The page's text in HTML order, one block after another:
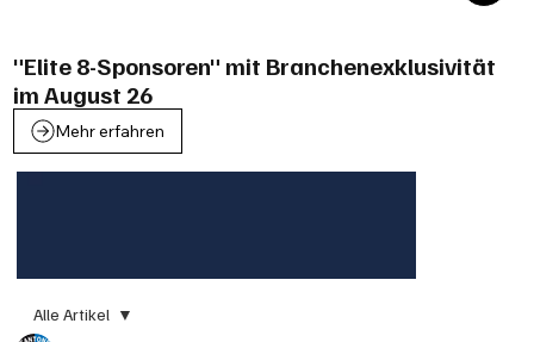
"Elite 8-Sponsoren" mit Branchenexklusivität
im August 26
Mehr erfahren
Alle Artikel